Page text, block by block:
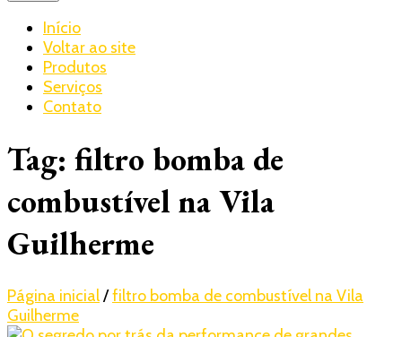
Realtrac
Início
Voltar ao site
Produtos
Serviços
Contato
Tag: filtro bomba de
combustível na Vila
Guilherme
Página inicial/filtro bomba de combustível na Vila
Guilherme